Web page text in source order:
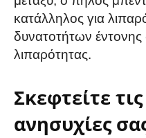
κατάλληλος για
δυνατοτήτων
λιπαρότητας.
Σκεφτείτε
ανησυχίες